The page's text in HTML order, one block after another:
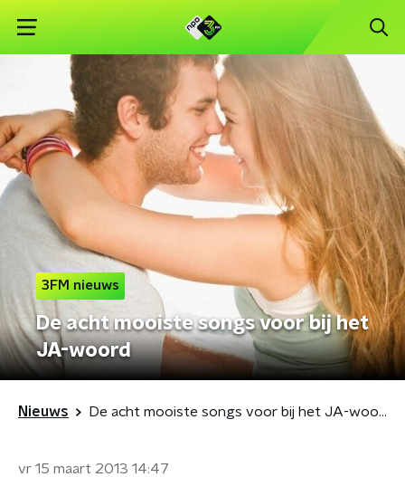
3FM nieuws
De acht mooiste songs voor bij het
JA-woord
Nieuws De acht mooiste songs voor bij het JA-woord
vr 15 maart 2013 14:47